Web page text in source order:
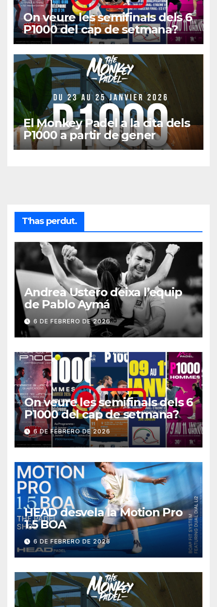
On veure les semifinals dels 6
P1000 del cap de setmana?
El Monkey Padel a la cita dels
P1000 a partir de gener
T'has perdut.
Andrea Ustero deixa l’equip
de Pablo Aymá
6 DE FEBRERO DE 2026
On veure les semifinals dels 6
P1000 del cap de setmana?
6 DE FEBRERO DE 2026
HEAD desvela la Motion Pro
1.5 BOA
6 DE FEBRERO DE 2026